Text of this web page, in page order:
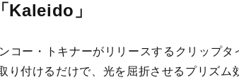
Kaleido」
コー・トキナーがリリースするクリップタ
り付けるだけで、光を屈折させるプリズム